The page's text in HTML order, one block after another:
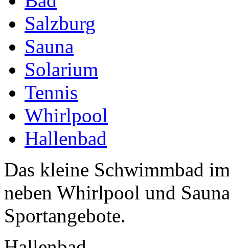
Salzburg
Sauna
Solarium
Tennis
Whirlpool
Hallenbad
Das kleine Schwimmbad
neben Whirlpool und
Sportangebote.